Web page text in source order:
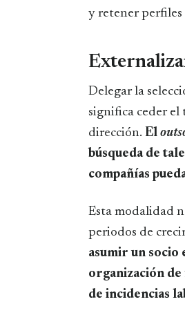
y retener perfiles
Delegar la
significa ceder el
dirección. El
búsqueda de
compañías
Esta modalidad
periodos de
asumir un socio
organización
de incidencias